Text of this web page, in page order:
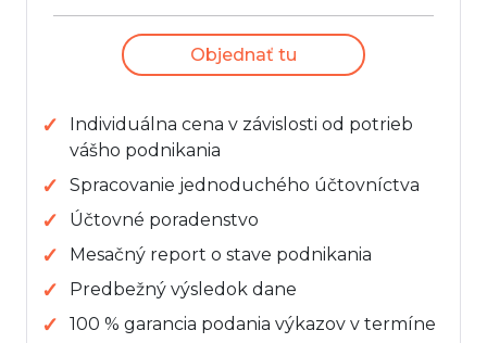
Objednať tu
Individuálna cena v závislosti od potrieb
vášho podnikania
Spracovanie jednoduchého účtovníctva
Účtovné poradenstvo
Mesačný report o stave podnikania
Predbežný výsledok dane
100 % garancia podania výkazov v termíne